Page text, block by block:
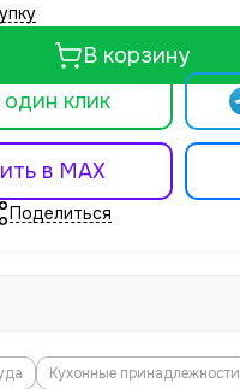
В корзину
в MAX
один клик
Поделиться
Кухонные принадлежности